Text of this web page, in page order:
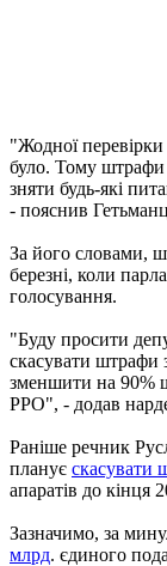
"Жодної
було. Тому штрафи
зняти будь-які
- пояснив
За його словами,
березні, коли
голосування.
"Буду просити
скасувати штрафи
зменшити на 90%
РРО", - додав
Раніше речник
планує скасувати
апаратів до кінця
Зазначимо, за
млрд. єдиного